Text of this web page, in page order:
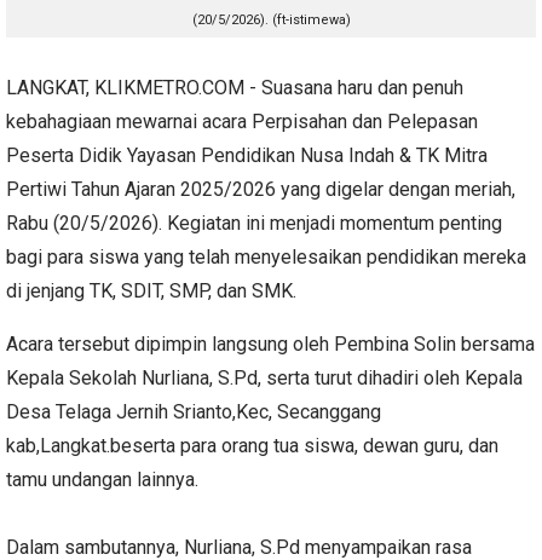
(20/5/2026). (ft-istimewa)
LANGKAT, KLIKMETRO.COM - Suasana haru dan penuh
kebahagiaan mewarnai acara Perpisahan dan Pelepasan
Peserta Didik Yayasan Pendidikan Nusa Indah & TK Mitra
Pertiwi Tahun Ajaran 2025/2026 yang digelar dengan meriah,
Rabu (20/5/2026). Kegiatan ini menjadi momentum penting
bagi para siswa yang telah menyelesaikan pendidikan mereka
di jenjang TK, SDIT, SMP, dan SMK.
Acara tersebut dipimpin langsung oleh Pembina Solin bersama
Kepala Sekolah Nurliana, S.Pd, serta turut dihadiri oleh Kepala
Desa Telaga Jernih Srianto,Kec, Secanggang
kab,Langkat.beserta para orang tua siswa, dewan guru, dan
tamu undangan lainnya.
Dalam sambutannya, Nurliana, S.Pd menyampaikan rasa